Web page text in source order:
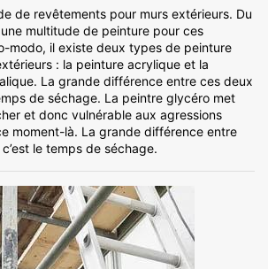
de revêtements pour murs extérieurs. Du
multitude de peinture pour ces
modo, il existe deux types de peinture
: la peinture acrylique et la
La grande différence entre ces deux
de séchage. La peintre glycéro met
et donc vulnérable aux agressions
moment-là. La grande différence entre
le temps de séchage.